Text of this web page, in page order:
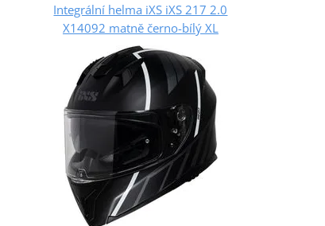
Integrální helma iXS iXS 217 2.0
X14092 matně černo-bílý XL